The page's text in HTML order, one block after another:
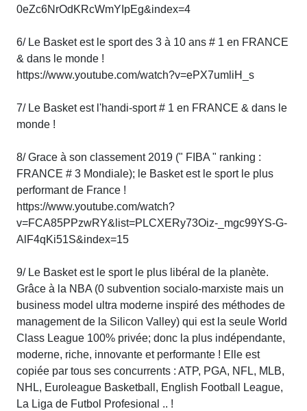
0eZc6NrOdKRcWmYIpEg&index=4
6/ Le Basket est le sport des 3 à 10 ans # 1 en FRANCE
& dans le monde !
https://www.youtube.com/watch?v=ePX7umliH_s
7/ Le Basket est l'handi-sport # 1 en FRANCE & dans le
monde !
8/ Grace à son classement 2019 (" FIBA " ranking :
FRANCE # 3 Mondiale); le Basket est le sport le plus
performant de France !
https://www.youtube.com/watch?
v=FCA85PPzwRY&list=PLCXERy73Oiz-_mgc99YS-G-
AlF4qKi51S&index=15
9/ Le Basket est le sport le plus libéral de la planète.
Grâce à la NBA (0 subvention socialo-marxiste mais un
business model ultra moderne inspiré des méthodes de
management de la Silicon Valley) qui est la seule World
Class League 100% privée; donc la plus indépendante,
moderne, riche, innovante et performante ! Elle est
copiée par tous ses concurrents : ATP, PGA, NFL, MLB,
NHL, Euroleague Basketball, English Football League,
La Liga de Futbol Profesional .. !